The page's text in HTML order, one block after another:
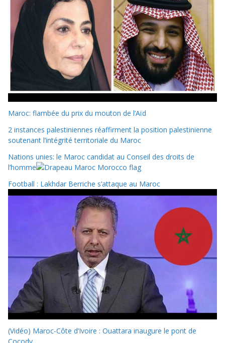
Maroc: flambée du prix du mouton de l’Aïd
2 instances palestiniennes réaffirment la position palestinienne
soutenant l’intégrité territoriale du Maroc
Nations unies: le Maroc candidat au Conseil des droits de
l’homme
Football : Lakhdar Berriche s’attaque au Maroc
(Vidéo) Maroc-Côte d’Ivoire : Ouattara inaugure le pont de